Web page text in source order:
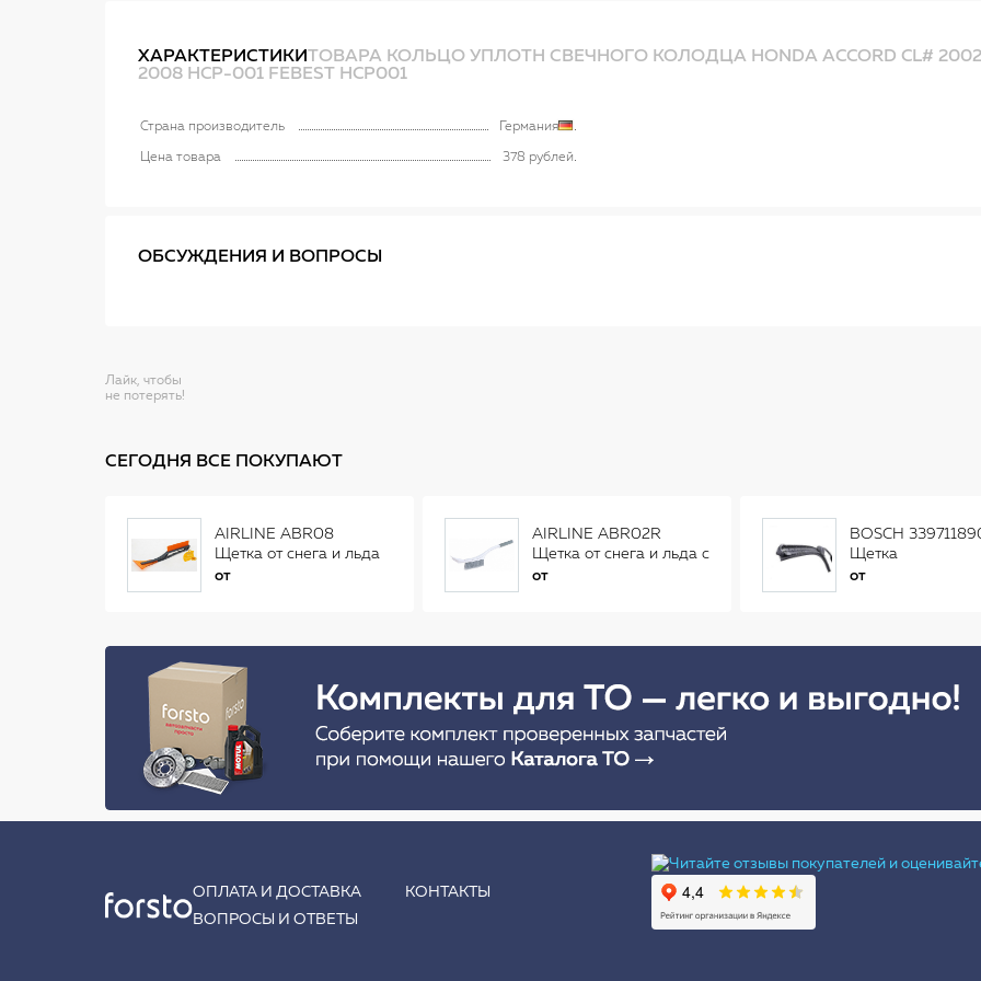
ХАРАКТЕРИСТИКИТОВАРА КОЛЬЦО УПЛОТН СВЕЧНОГО КОЛОДЦА HONDA ACCORD CL#
2008 HCP-001 FEBEST HCP001
Страна производитель Германия
Цена товара 378 рублей
ОБСУЖДЕНИЯ И ВОПРОСЫ
Лайк, чтобы
не потерять!
СЕГОДНЯ ВСЕ ПОКУПАЮТ
AIRLINE ABR08
Щетка от снега и льда
(34 см)
от
AIRLINE ABR02R
Щетка от снега и льда с
распушенной щетиной
от
BOSCH
Щетка
стеклоочистителя
от
ОПЛАТА И ДОСТАВКА
КОНТАКТЫ
ВОПРОСЫ И ОТВЕТЫ